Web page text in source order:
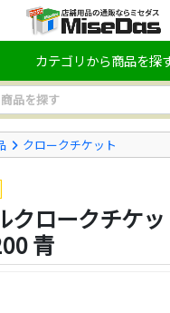
カテゴリから商品を探
クロークチケット
クロークチケ
青